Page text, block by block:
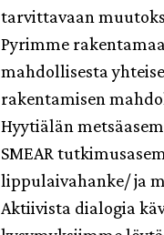
tarvittavaan
Pyrimme
mahdollisesta
rakentamisen
Hyytiälän
SMEAR
lippulaivahanke/ ja
Aktiivista dialogia